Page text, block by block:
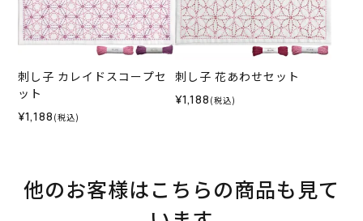
刺し子 カレイドスコープセ
ット
¥1,188 (税込)
刺し子 花あわせセット
¥1,188 (税込)
他のお客様はこちらの商品も見て